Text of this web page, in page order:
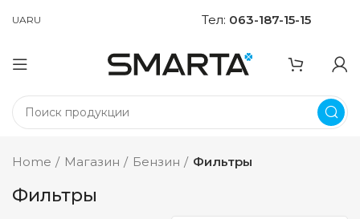
UARU Тел: 063-187-15-15
Home Магазин Бензин Фильтры
Фильтры